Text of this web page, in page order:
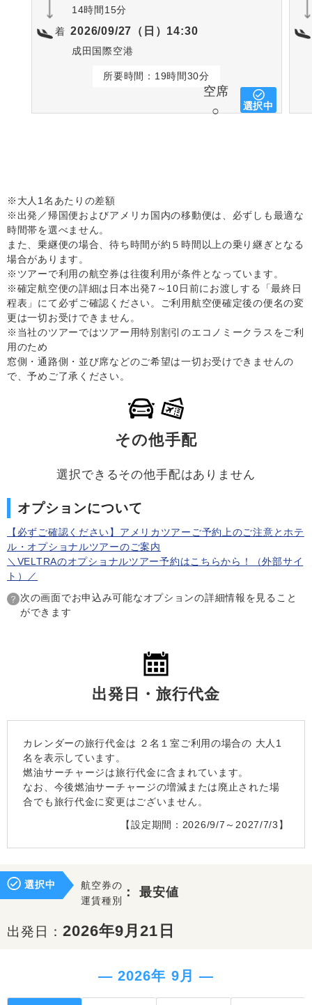
14時間15分
着 2026/09/27（日）14:30
成田国際空港
所要時間：19時間30分
空席
○
選択中
※大人1名あたりの差額
※出発／帰国便およびアメリカ国内の移動便は、必ずしも最適な
時間帯を選べません。
また、乗継便の場合、待ち時間が約５時間以上の乗り継ぎとなる
場合があります。
※ツアーで利用の航空券は往復利用が条件となっています。
※確定航空便の詳細は日本出発7～10日前にお渡しする「最終日
程表」にて必ずご確認ください。ご利用航空便確定後の便名の変
更は一切お受けできません。
※当社のツアーではツアー用特別割引のエコノミークラスをご利
用のため
窓側・通路側・並び席などのご希望は一切お受けできませんの
で、予めご了承ください。
その他手配
選択できるその他手配はありません
オプションについて
【必ずご確認ください】アメリカツアーご予約上のご注意とホテ
ル・オプショナルツアーのご案内
＼VELTRAのオプショナルツアー予約はこちらから！（外部サイ
ト）／
次の画面でお申込み可能なオプションの詳細情報を見ること
ができます
出発日・旅行代金
カレンダーの旅行代金は ２名１室ご利用の場合の 大人1
名を表示しています。
燃油サーチャージは旅行代金に含まれています。
なお、今後燃油サーチャージの増減または廃止された場
合でも旅行代金に変更はございません。
【設定期間：2026/9/7～2027/7/3】
選択中
航空券の
運賃種別
：最安値
出発日： 2026年9月21日
― 2026年 9月 ―